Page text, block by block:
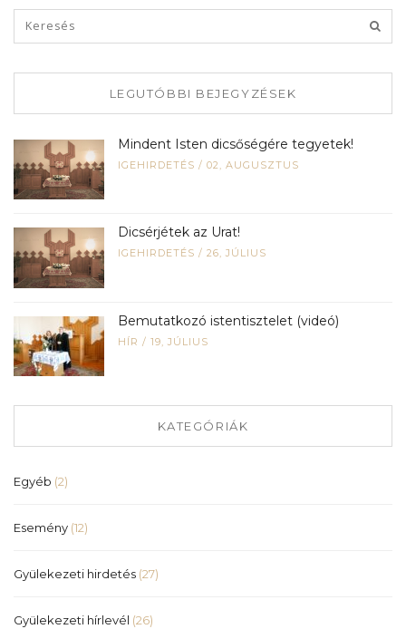
LEGUTÓBBI BEJEGYZÉSEK
Mindent Isten dicsőségére tegyetek!
IGEHIRDETÉS / 02, AUGUSZTUS
Dicsérjétek az Urat!
IGEHIRDETÉS / 26, JÚLIUS
Bemutatkozó istentisztelet (videó)
HÍR / 19, JÚLIUS
KATEGÓRIÁK
Egyéb (2)
Esemény (12)
Gyülekezeti hirdetés (27)
Gyülekezeti hírlevél (26)